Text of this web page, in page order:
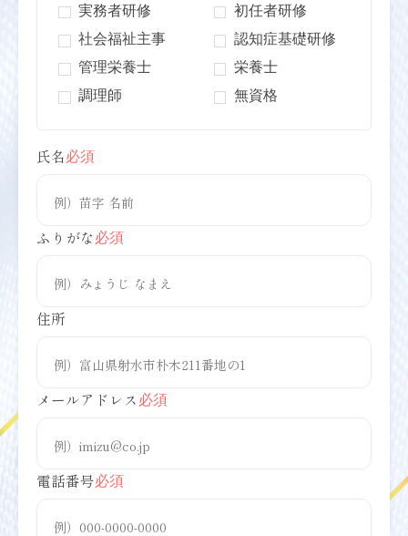
実務者研修
初任者研修
社会福祉主事
認知症基礎研修
管理栄養士
栄養士
調理師
無資格
氏名必須
ふりがな 必須
住所
メールアドレス 必須
電話番号必須